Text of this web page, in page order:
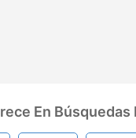
En Búsquedas